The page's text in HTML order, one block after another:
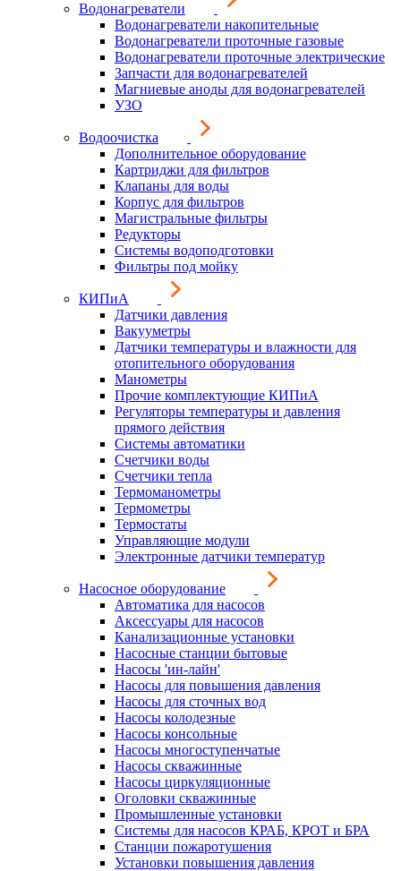
Водонагреватели
Водонагреватели накопительные
Водонагреватели проточные газовые
Водонагреватели проточные электрические
Запчасти для водонагревателей
Магниевые аноды для водонагревателей
УЗО
Водоочистка
Дополнительное оборудование
Картриджи для фильтров
Клапаны для воды
Корпус для фильтров
Магистральные фильтры
Редукторы
Системы водоподготовки
Фильтры под мойку
КИПиА
Датчики давления
Вакууметры
Датчики температуры и влажности для
отопительного оборудования
Манометры
Прочие комплектующие КИПиА
Регуляторы температуры и давления
прямого действия
Системы автоматики
Счетчики воды
Счетчики тепла
Термоманометры
Термометры
Термостаты
Управляющие модули
Электронные датчики температур
Насосное оборудование
Автоматика для насосов
Аксессуары для насосов
Канализационные установки
Насосные станции бытовые
Насосы 'ин-лайн'
Насосы для повышения давления
Насосы для сточных вод
Насосы колодезные
Насосы консольные
Насосы многоступенчатые
Насосы скважинные
Насосы циркуляционные
Оголовки скважинные
Промышленные установки
Системы для насосов КРАБ, КРОТ и БРА
Станции пожаротушения
Установки повышения давления